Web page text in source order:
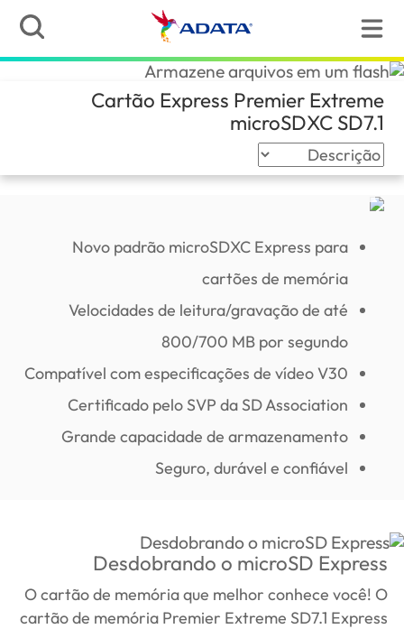
Cartão Express Premier Extreme
microSDXC SD7.1
Novo padrão microSDXC Express para
cartões de memória
Velocidades de leitura/gravação de até
800/700 MB por segundo
Compatível com especificações de vídeo V30
Certificado pelo SVP da SD Association
Grande capacidade de armazenamento
Seguro, durável e confiável
Desdobrando o microSD Express
O cartão de memória que melhor conhece você! O
cartão de memória Premier Extreme SD7.1 Express